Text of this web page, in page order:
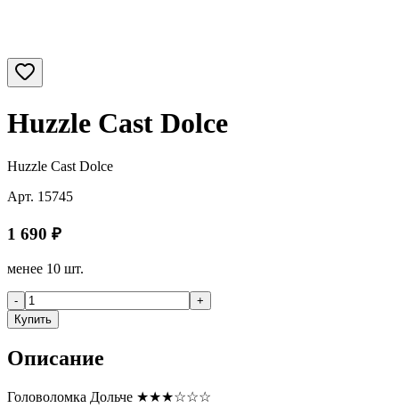
Huzzle Cast Dolce
Huzzle Cast Dolce
Арт. 15745
1 690 ₽
менее 10 шт.
-
+
Купить
Описание
Головоломка Дольче ★★★☆☆☆